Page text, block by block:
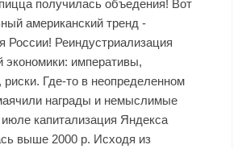
получилась объедения! Вот
американский тренд -
России! Реиндустриализация
экономики: императивы,
риски. Где-то в неопределенном
награды и немыслимые
капитализация Яндекса
выше 2000 р. Исходя из